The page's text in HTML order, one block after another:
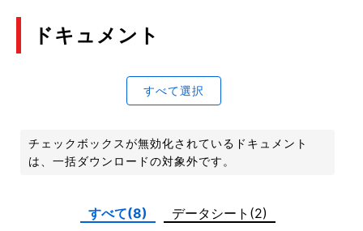
ドキュメント
すべて選択
チェックボックスが無効化されているドキュメント
は、一括ダウンロードの対象外です。
すべて(8)
データシート(2)